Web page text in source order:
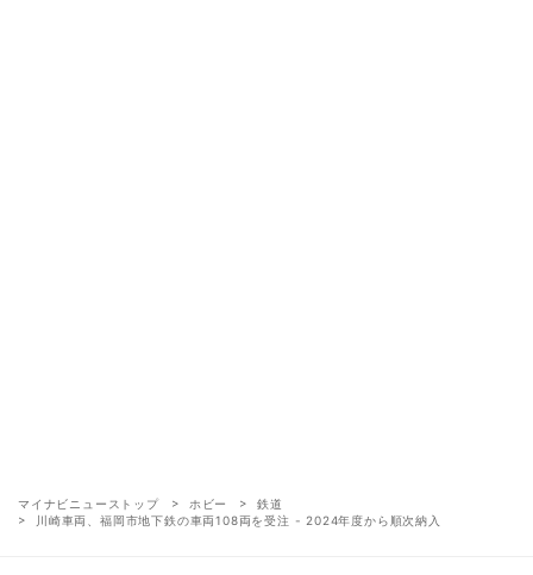
マイナビニューストップ ホビー
鉄道
川崎車両、福岡市地下鉄の車両108両を受注 - 2024年度から順次納入